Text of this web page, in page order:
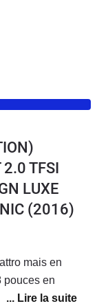
TFSI
LUXE
(2016)
mais en
pouces en
confort, siege